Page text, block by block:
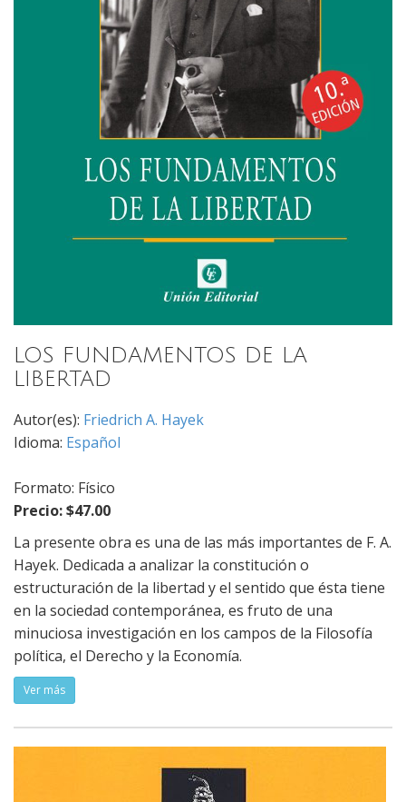
LOS FUNDAMENTOS DE LA
LIBERTAD
Autor(es): Friedrich A. Hayek
Idioma: Español
Formato: Físico
Precio: $47.00
La presente obra es una de las más importantes de F. A.
Hayek. Dedicada a analizar la constitución o
estructuración de la libertad y el sentido que ésta tiene
en la sociedad contemporánea, es fruto de una
minuciosa investigación en los campos de la Filosofía
política, el Derecho y la Economía.
Ver más